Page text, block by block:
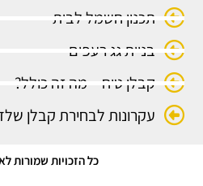
תכנון חשמל לבית
בניית גג רעפים
קבלן טיח – מה זה כולל?
עקרונות לבחירת קבלן
כל הזכויות שמורות